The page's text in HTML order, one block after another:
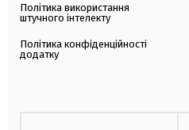
Політика використання
штучного інтелекту
Політика конфіденційності
додатку